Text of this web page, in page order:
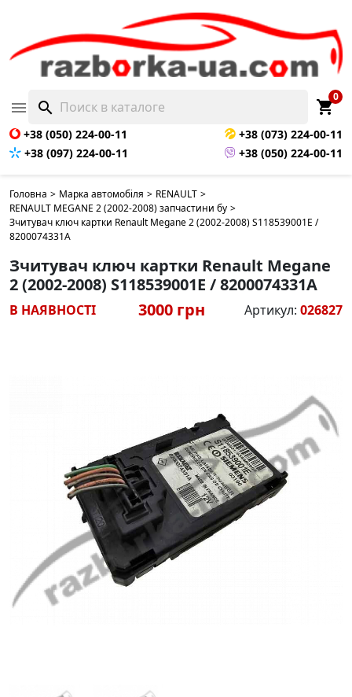
 search shopping_cart
0
+38 (050) 224-00-11
+38 (073) 224-00-11
+38 (097) 224-00-11
+38 (050) 224-00-11
Головна > Марка автомобіля > RENAULT >
RENAULT MEGANE 2 (2002-2008) запчастини бу >
Зчитувач ключ картки Renault Megane 2 (2002-2008) S118539001E /
8200074331A
Зчитувач ключ картки Renault Megane
2 (2002-2008) S118539001E / 8200074331A
В НАЯВНОСТІ 3000 грн Артикул: 026827